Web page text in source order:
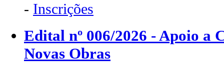
- Inscrições
Edital nº 006/2026 - Apoio a
Novas Obras